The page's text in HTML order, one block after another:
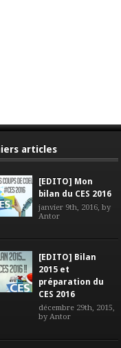
articles
[EDITO] Mon
bilan du CES 2016
janvier 9th, 2016, by
Antor
[EDITO] Bilan
2015 et
préparation du
CES 2016
décembre 29th, 2015,
by Antor